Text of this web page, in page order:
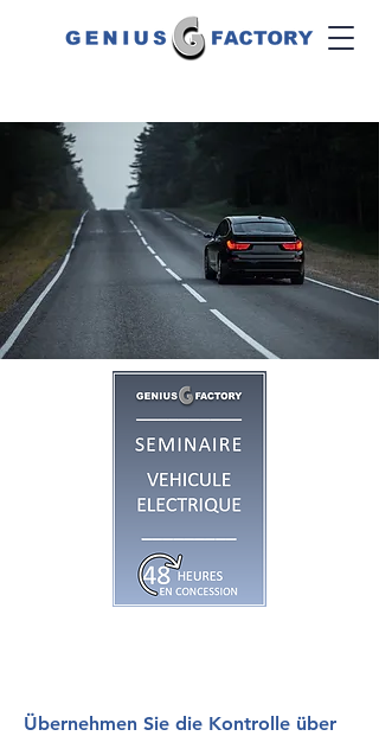
Übernehmen Sie die Kontrolle über